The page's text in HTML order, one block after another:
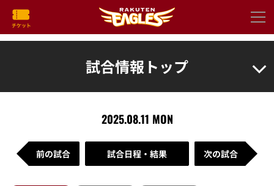
試合情報トップ
2025.08.11 MON
前の試合 試合日程・結果 次の試合